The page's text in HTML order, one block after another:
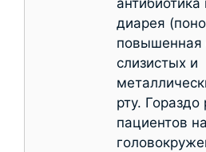
диарея
повышенная
слизистых и
рту.
пациентов